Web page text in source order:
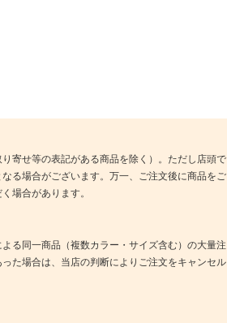
寄せ等の表記がある商品を除く）。ただし店頭で
る場合がございます。万一、ご注文後に商品をご
場合があります。
る同一商品（複数カラー・サイズ含む）の大量注
た場合は、当店の判断によりご注文をキャンセル